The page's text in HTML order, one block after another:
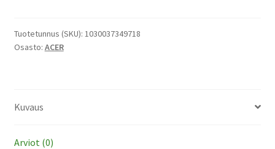
ja
tarvikemoduli
Tuotetunnus (SKU): 1030037349718
Osasto: ACER
Kuvaus
Arviot (0)